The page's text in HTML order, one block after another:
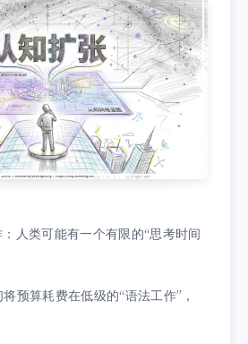
人类可能有一个有限的“思考时间
将预算耗费在低级的“语法工作”，